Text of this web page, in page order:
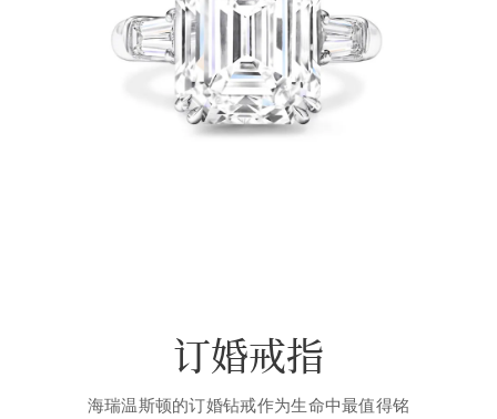
订婚戒指
海瑞温斯顿的订婚钻戒作为生命中最值得铭